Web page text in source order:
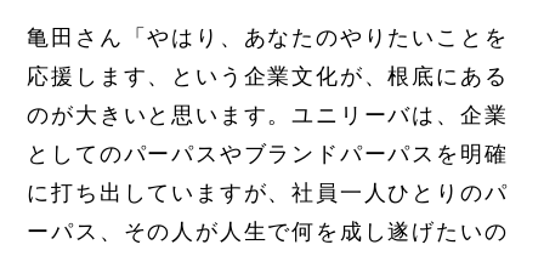
亀田さん「やはり、あなたのやりたいことを
応援します、という企業文化が、根底にある
のが大きいと思います。ユニリーバは、企業
としてのパーパスやブランドパーパスを明確
に打ち出していますが、社員一人ひとりのパ
ーパス、その人が人生で何を成し遂げたいの